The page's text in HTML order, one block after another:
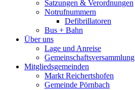
Satzungen & Verordnungen
Notrufnummern
Defibrillatoren
Bus + Bahn
Über uns
Lage und Anreise
Gemeinschaftsversammlung
Mitgliedsgemeinden
Markt Reichertshofen
Gemeinde Pörnbach